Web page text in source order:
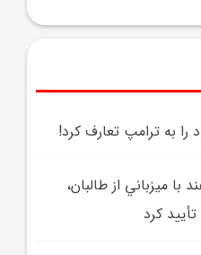
را به ترامپ تعارف کرد!
با ميزباني از طالبان،
کرد